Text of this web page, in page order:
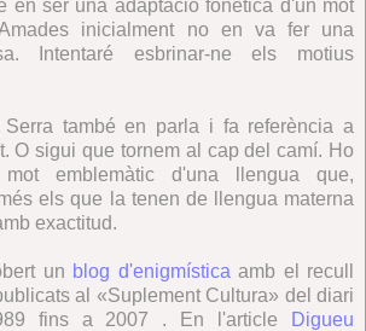
en ser una adaptació fonètica d'un mot
inicialment no en va fer una
Intentaré esbrinar-ne els motius
Serra també en parla i fa referència a
O sigui que tornem al cap del camí. Ho
emblemàtic d'una llengua que,
els que la tenen de llengua materna
exactitud.
un blog d'enigmística amb el recull
a l «Suplement Cultura» del diari
fins a 2007 . En l'article
Digueu